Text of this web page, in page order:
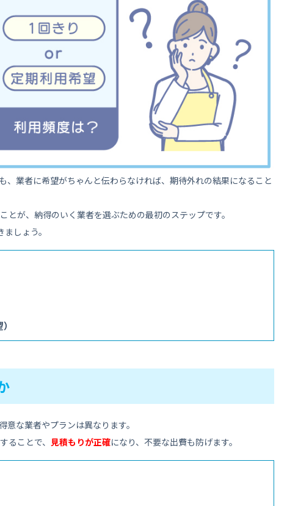
、業者に希望がちゃんと伝わらなければ、期待外れの結果になること
とが、納得のいく業者を選ぶための最初のステップです。
しょう。
な業者やプランは異なります。
ることで、 見積もりが正確になり、不要な出費も防げます。